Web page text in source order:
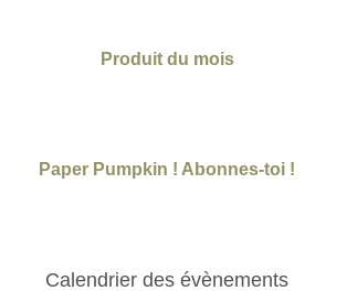
Produit du mois
Paper Pumpkin ! Abonnes-toi !
Calendrier des évènements